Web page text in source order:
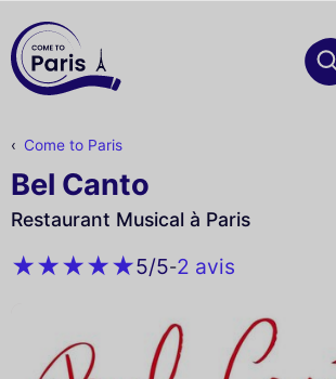
Come to Paris
Bel Canto
Restaurant Musical à Paris
5/5-2 avis